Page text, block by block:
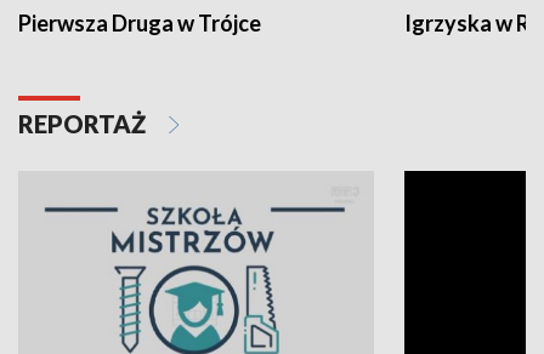
Pierwsza Druga w Trójce Igrzyska w
REPORTAŻ